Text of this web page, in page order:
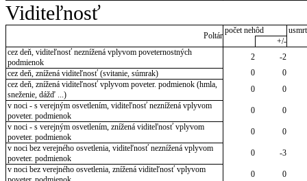
Viditeľnosť
Poltár
počet nehôd
+/-
cez deň, viditeľnosť neznížená vplyvom poveternostných
podmienok
2
-2
cez deň, znížená viditeľnosť (svitanie, súmrak)
0
0
cez deň, znížená viditeľnosť vplyvom poveter. podmienok (hmla,
sneženie, dážď ...)
0
0
v noci - s verejným osvetlením, viditeľnosť neznížená vplyvom
poveter. podmienok
0
0
v noci - s verejným osvetlením, znížená viditeľnosť vplyvom
poveter. podmienok
0
0
v noci bez verejného osvetlenia, viditeľnosť neznížená vplyvom
poveter. podmienok
0
-3
v noci bez verejného osvetlenia, znížená viditeľnosť vplyvom
0
0